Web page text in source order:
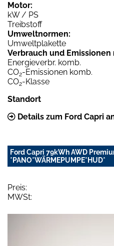
Motor:
kW / PS
Treibstoff
Umweltnormen:
Umweltplakette
Verbrauch und Emissionen
Energieverbr. komb.
CO2-Emissionen komb.
CO2-Klasse
Standort
Details zum Ford Capri
Ford Capri 79kWh AWD
*PANO*WÄRMEPUMPE*HUD*
Preis:
MWSt: